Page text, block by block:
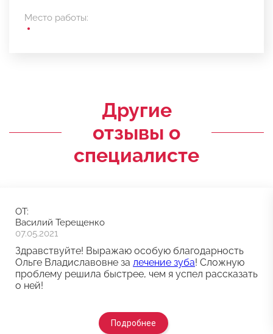
Место работы:
Другие
отзывы о
специалисте
ОТ:
Василий Терещенко
07.05.2021
Здравствуйте! Выражаю особую благодарность
Ольге Владиславовне за лечение зуба! Сложную
проблему решила быстрее, чем я успел рассказать
о ней!
Подробнее